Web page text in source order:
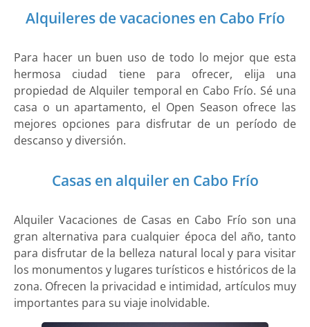
Alquileres de vacaciones en Cabo Frío
Para hacer un buen uso de todo lo mejor que esta
hermosa ciudad tiene para ofrecer, elija una
propiedad de Alquiler temporal en Cabo Frío. Sé una
casa o un apartamento, el Open Season ofrece las
mejores opciones para disfrutar de un período de
descanso y diversión.
Casas en alquiler en Cabo Frío
Alquiler Vacaciones de Casas en Cabo Frío son una
gran alternativa para cualquier época del año, tanto
para disfrutar de la belleza natural local y para visitar
los monumentos y lugares turísticos e históricos de la
zona. Ofrecen la privacidad e intimidad, artículos muy
importantes para su viaje inolvidable.